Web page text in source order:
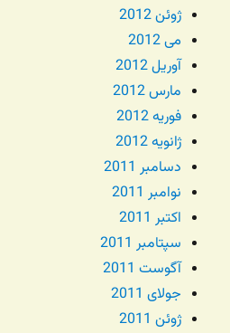
ژوئن 2012
می 2012
آوریل 2012
مارس 2012
فوریه 2012
ژانویه 2012
دسامبر 2011
نوامبر 2011
اکتبر 2011
سپتامبر 2011
آگوست 2011
جولای 2011
ژوئن 2011